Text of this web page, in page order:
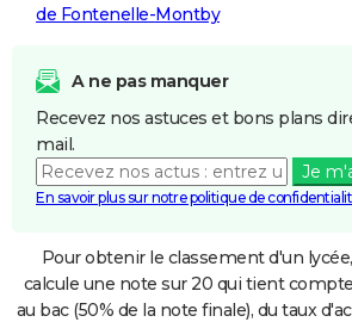
de Fontenelle-Montby
A ne pas manquer
Recevez nos astuces et bons plans
mail.
Je
En savoir plus sur notre politique de
Pour obtenir le classement d'un
calcule une note sur 20 qui tient
au bac (50% de la note finale), du taux